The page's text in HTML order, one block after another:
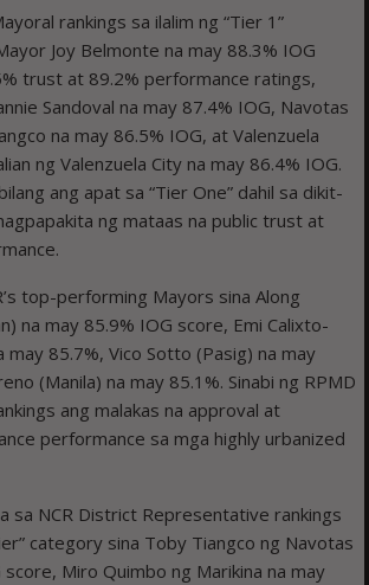
rankings sa ilalim ng “Tier 1”
Joy Belmonte na may 88.3% IOG
trust at 89.2% performance ratings,
Sandoval na may 87.4% IOG, Navotas
na may 86.5% IOG, at Valenzuela
ng Valenzuela City na may 86.4% IOG.
ang apat sa “Tier One” dahil sa dikit-
ng mataas na public trust at
top-performing Mayors sina Along
na may 85.9% IOG score, Emi Calixto-
may 85.7%, Vico Sotto (Pasig) na may
(Manila) na may 85.1%. Sinabi ng RPMD
ang malakas na approval at
performance sa mga highly urbanized
sa NCR District Representative rankings
category sina Toby Tiangco ng Navotas
score, Miro Quimbo ng Marikina na may